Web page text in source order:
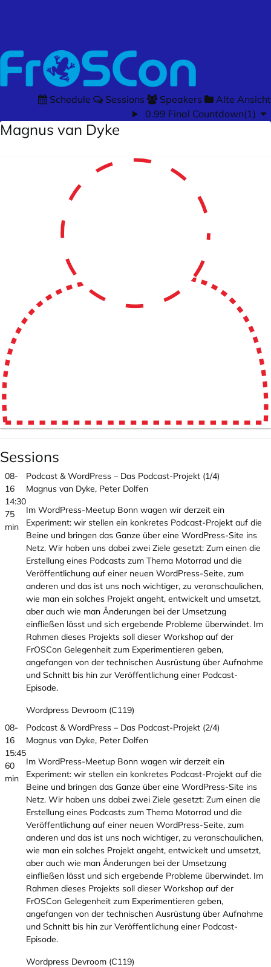
Schedule Sessions Speakers
Alte Ansicht
0.99 Final Countdown(1)
Magnus van Dyke
Sessions
08-
16
14:30
75
min
Podcast & WordPress – Das Podcast-Projekt (1/4)
Magnus van Dyke, Peter Dolfen
Im WordPress-Meetup Bonn wagen wir derzeit ein
Experiment: wir stellen ein konkretes Podcast-Projekt auf die
Beine und bringen das Ganze über eine WordPress-Site ins
Netz. Wir haben uns dabei zwei Ziele gesetzt: Zum einen die
Erstellung eines Podcasts zum Thema Motorrad und die
Veröffentlichung auf einer neuen WordPress-Seite, zum
anderen und das ist uns noch wichtiger, zu veranschaulichen,
wie man ein solches Projekt angeht, entwickelt und umsetzt,
aber auch wie man Änderungen bei der Umsetzung
einfließen lässt und sich ergebende Probleme überwindet. Im
Rahmen dieses Projekts soll dieser Workshop auf der
FrOSCon Gelegenheit zum Experimentieren geben,
angefangen von der technischen Ausrüstung über Aufnahme
und Schnitt bis hin zur Veröffentlichung einer Podcast-
Episode.
Wordpress Devroom (C119)
08-
16
15:45
60
min
Podcast & WordPress – Das Podcast-Projekt (2/4)
Magnus van Dyke, Peter Dolfen
Im WordPress-Meetup Bonn wagen wir derzeit ein
Experiment: wir stellen ein konkretes Podcast-Projekt auf die
Beine und bringen das Ganze über eine WordPress-Site ins
Netz. Wir haben uns dabei zwei Ziele gesetzt: Zum einen die
Erstellung eines Podcasts zum Thema Motorrad und die
Veröffentlichung auf einer neuen WordPress-Seite, zum
anderen und das ist uns noch wichtiger, zu veranschaulichen,
wie man ein solches Projekt angeht, entwickelt und umsetzt,
aber auch wie man Änderungen bei der Umsetzung
einfließen lässt und sich ergebende Probleme überwindet. Im
Rahmen dieses Projekts soll dieser Workshop auf der
FrOSCon Gelegenheit zum Experimentieren geben,
angefangen von der technischen Ausrüstung über Aufnahme
und Schnitt bis hin zur Veröffentlichung einer Podcast-
Episode.
Wordpress Devroom (C119)